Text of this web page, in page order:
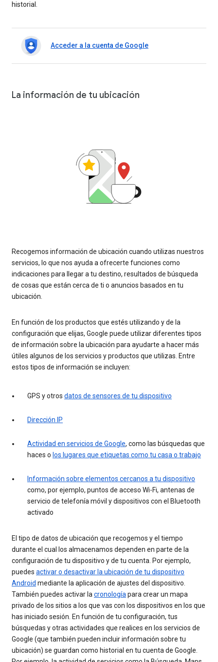
historial.
Acceder a la cuenta de Google
La información de tu ubicación
Recogemos información de ubicación cuando utilizas nuestros
servicios, lo que nos ayuda a ofrecerte funciones como
indicaciones para llegar a tu destino, resultados de búsqueda
de cosas que están cerca de ti o anuncios basados en tu
ubicación.
En función de los productos que estés utilizando y de la
configuración que elijas, Google puede utilizar diferentes tipos
de información sobre la ubicación para ayudarte a hacer más
útiles algunos de los servicios y productos que utilizas. Entre
estos tipos de información se incluyen:
GPS y otros datos de sensores de tu dispositivo
Dirección IP
Actividad en servicios de Google, como las búsquedas que
haces o los lugares que etiquetas como tu casa o trabajo
Información sobre elementos cercanos a tu dispositivo
como, por ejemplo, puntos de acceso Wi-Fi, antenas de
servicio de telefonía móvil y dispositivos con el Bluetooth
activado
El tipo de datos de ubicación que recogemos y el tiempo
durante el cual los almacenamos dependen en parte de la
configuración de tu dispositivo y de tu cuenta. Por ejemplo,
puedes activar o desactivar la ubicación de tu dispositivo
Android mediante la aplicación de ajustes del dispositivo.
También puedes activar la cronología para crear un mapa
privado de los sitios a los que vas con los dispositivos en los que
has iniciado sesión. En función de tu configuración, tus
búsquedas y otras actividades que realices en los servicios de
Google (que también pueden incluir información sobre tu
ubicación) se guardan como historial en tu cuenta de Google.